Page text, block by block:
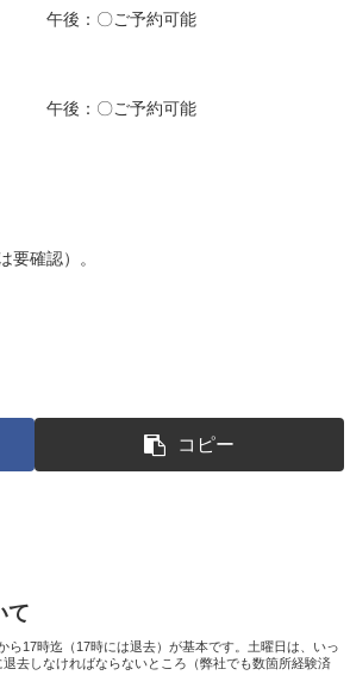
午後：〇ご予約可能
午後：〇ご予約可能
要確認）。
コピー
て
17時迄（17時には退去）が基本です。土曜日は、いっ
去しなければならないところ（弊社でも数箇所経験済